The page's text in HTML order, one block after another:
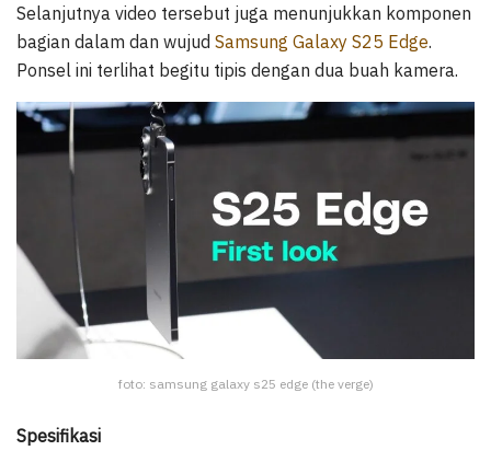
Selanjutnya video tersebut juga menunjukkan komponen
bagian dalam dan wujud Samsung Galaxy S25 Edge.
Ponsel ini terlihat begitu tipis dengan dua buah kamera.
foto: samsung galaxy s25 edge (the verge)
Spesifikasi